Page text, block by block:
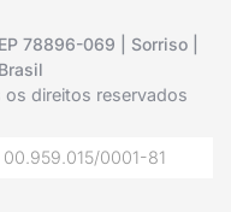
78896-069 | Sorriso |
direitos reservados
00.959.015/0001-81